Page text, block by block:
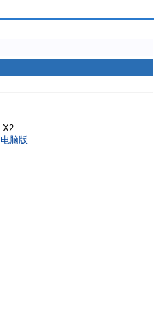
X2
电脑版